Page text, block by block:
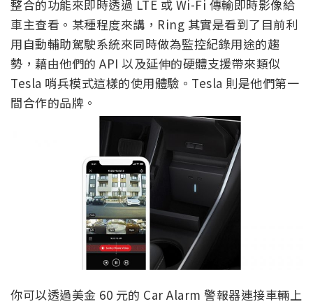
整合的功能來即時透過 LTE 或 Wi-Fi 傳輸即時影像給
車主查看。某種程度來講，Ring 其實是看到了目前利
用自動輔助駕駛系統來同時做為監控紀錄用途的趨
勢，藉由他們的 API 以及延伸的硬體支援帶來類似
Tesla 哨兵模式這樣的使用體驗。Tesla 則是他們第一
間合作的品牌。
你可以透過美金 60 元的 Car Alarm 警報器連接車輛上